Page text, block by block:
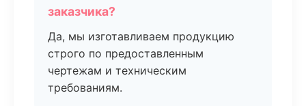
заказчика?
Да, мы изготавливаем продукцию
строго по предоставленным
чертежам и техническим
требованиям.